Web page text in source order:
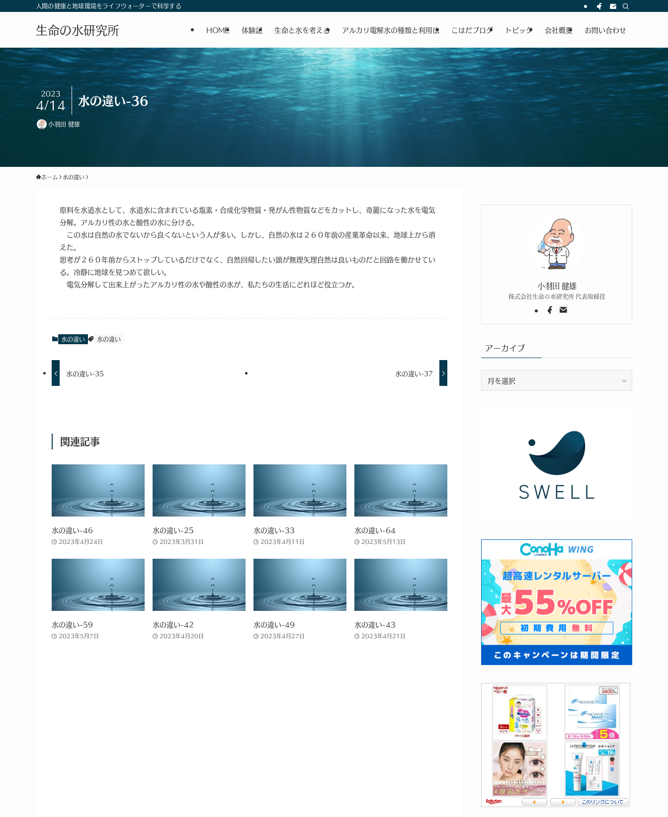
人間の健康と地球環境をライフウォーターで科学する
生命の水研究所 HOME 体験記 生命と水を考える アルカリ電解水の種類と利用法 こはだブログ トピック 会社概要 お問い合わせ
水の違い-36
2023
4/14
小羽田 健雄
ホーム 水の違い
原料を水道水として、水道水に含まれている塩素・合成化学物質・発がん性物質などをカットし、奇麗になった水を電気
分解。アルカリ性の水と酸性の水に分ける。
この水は自然の水でないから良くないという人が多い。しかし、自然の水は２６０年前の産業革命以来、地球上から消
えた。
思考が２６０年前からストップしているだけでなく、自然回帰したい頭が無理矢理自然は良いものだと回路を働かせてい
る。冷静に地球を見つめて欲しい。
電気分解して出来上がったアルカリ性の水や酸性の水が、私たちの生活にどれほど役立つか。
水の違い 水の違い
水の違い-35 水の違い-37
関連記事
水の違い-46
2023年4月24日
水の違い-25
2023年3月31日
水の違い-33
2023年4月11日
水の違い-64
2023年5月13日
水の違い-59
2023年5月7日
水の違い-42
2023年4月20日
水の違い-49
2023年4月27日
水の違い-43
2023年4月21日
小羽田 健雄
株式会社生命の水研究所 代表取締役
アーカイブ